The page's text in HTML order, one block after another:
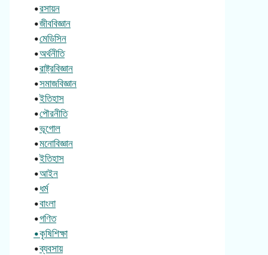
•রসায়ন
•জীববিজ্ঞান
•মেডিসিন
•অর্থনীতি
•রাষ্ট্রবিজ্ঞান
•সমাজবিজ্ঞান
•ইতিহাস
•পৌরনীতি
•ভূগোল
•মনোবিজ্ঞান
•ইতিহাস
•আইন
•ধর্ম
•বাংলা
•গণিত
•কৃষিশিক্ষা
•ব্যবসায়